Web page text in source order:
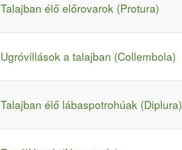
Talajban élő előrovarok (Protura)
Ugróvillások a talajban (Collembola)
Talajban élő lábaspotrohúak (Diplura)